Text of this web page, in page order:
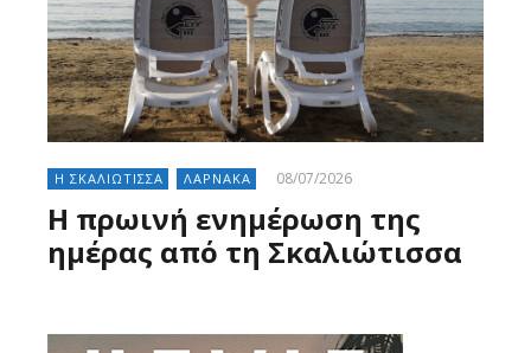
Η ΣΚΑΛΙΩΤΙΣΣΑ ΛΑΡΝΑΚΑ 08/07/2026
Η πρωινή ενημέρωση της
ημέρας από τη Σκαλιώτισσα